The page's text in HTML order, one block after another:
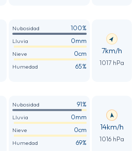
Nubosidad 100%
Lluvia 0mm
Nieve 0cm
Humedad 65%
7km/h
1017 hPa
Nubosidad 91%
Lluvia 0mm
Nieve 0cm
Humedad 69%
14km/h
1016 hPa